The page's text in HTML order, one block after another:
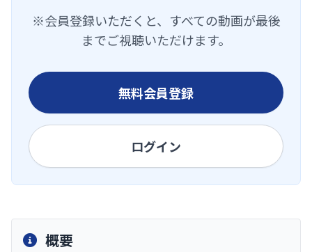
※会員登録いただくと、すべての動画が最後
までご視聴いただけます。
無料会員登録
ログイン
概要